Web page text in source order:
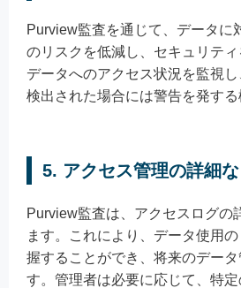
Purview監査を通じて、データに
のリスクを低減し、セキュリテ
データへのアクセス状況を監視
検出された場合には警告を発する
5. アクセス管理の詳細
Purview監査は、アクセスログの
ます。これにより、データ使用
握することができ、将来のデー
す。管理者は必要に応じて、特